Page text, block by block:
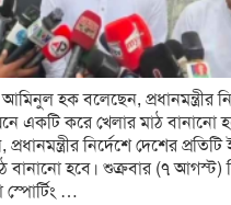
আমিনুল হক বলেছেন, প্রধানমন্ত্রীর
একটি করে খেলার মাঠ বানানো
নির্দেশে দেশের
বানানো হবে। শুক্রবার (৭ আগস্ট)
স্পোর্টিং …